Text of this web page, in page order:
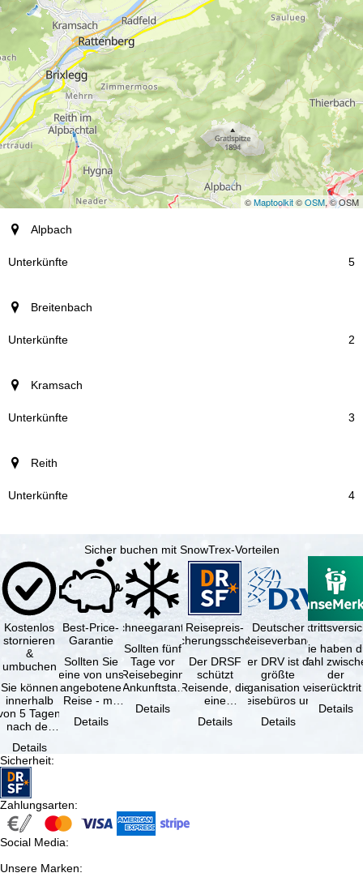
©Maptoolkit©OSM, © OSM
Ort
Unterkünfte
Alpbach
5
Breitenbach
2
Kramsach
3
Reith
4
Sicher buchen mit SnowTrex-Vorteilen
Kostenlos
stornieren
&
umbuchen
Sie können
innerhalb
5 Tagen
nach der
kostenfrei
…
Details
Best-Price-
Garantie
Sollten Sie
eine von uns
angebotene
Reise - mit
Leistung und
Details
Schneegarantie
Sollten fünf
Tage vor
Reisebeginn
(Ankunftstag)
aufgrund von
Schneemangel
Details
Reisepreis-
Sicherungsschein
Der DRSF
schützt
Reisende, die
eine
oder
Details
Deutscher
Reiseverband
Der DRV ist die
größte
Organisation von
Reisebüros und
Reiseveranstaltern
in …
Details
Sie haben
Wahl
der
(inklusive
Details
Sicherheit:
Zahlungsarten:
Social Media:
Unsere Marken: